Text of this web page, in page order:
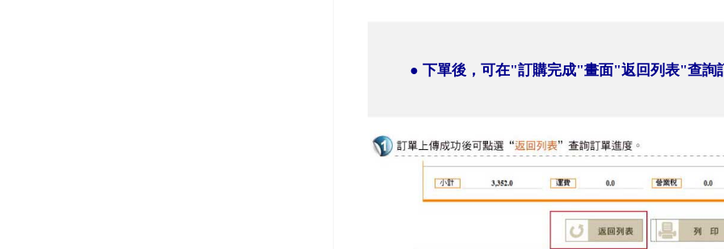
● 下單後，可在"訂購完成"畫面"返回列表"查詢